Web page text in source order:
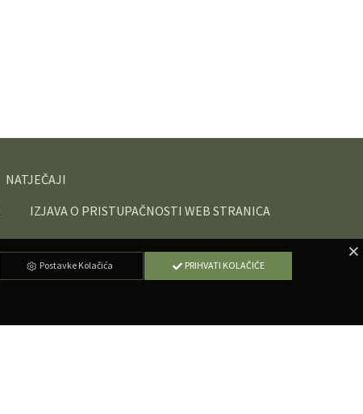
NATJEČAJI
IZJAVA O PRISTUPAČNOSTI WEB STRANICA
Postavke Kolačića PRIHVATI KOLAČIĆE